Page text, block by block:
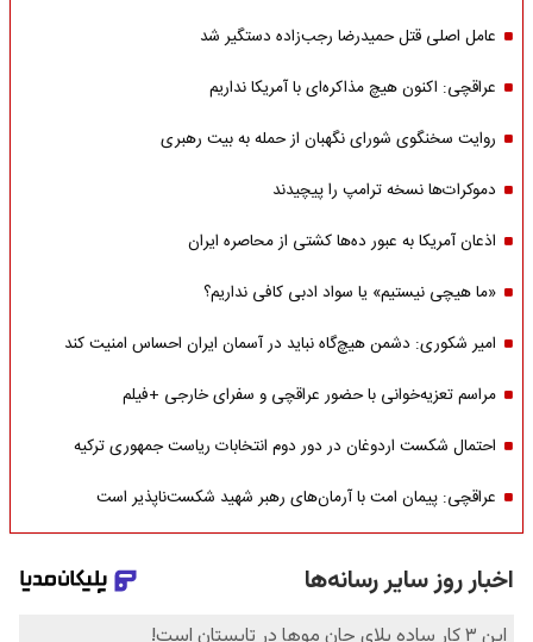
عامل اصلی قتل حمیدرضا رجب‌زاده دستگیر شد
عراقچی: اکنون هیچ مذاکره‌ای با آمریکا نداریم
روایت سخنگوی شورای نگهبان از حمله به بیت رهبری
دموکرات‌ها نسخه ترامپ را پیچیدند
اذعان آمریکا به عبور ده‌ها کشتی از محاصره ایران
«ما هیچی نیستیم» یا سواد ادبی کافی نداریم؟
امیر شکوری: دشمن هیچ‌گاه نباید در آسمان ایران احساس امنیت کند
مراسم تعزیه‌خوانی با حضور عراقچی و سفرای خارجی +فیلم
احتمال شکست اردوغان در دور دوم انتخابات ریاست جمهوری ترکیه
عراقچی: پیمان امت با آرمان‌های رهبر شهید شکست‌ناپذیر است